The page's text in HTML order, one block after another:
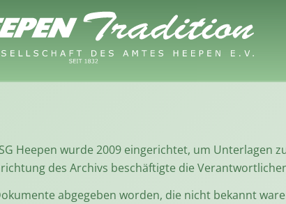
Heepen wurde 2009 eingerichtet, um
des Archivs beschäftigte die
abgegeben worden, die nicht bekannt